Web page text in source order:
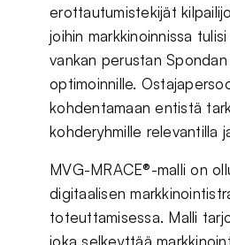
erottautumistekijät
joihin markkinoinnissa
vankan perustan
optimoinnille.
kohdentamaan entistä
kohderyhmille relevantilla
MVG-MRACE®-malli on
digitaalisen
toteuttamisessa. Malli
joka selkeyttää